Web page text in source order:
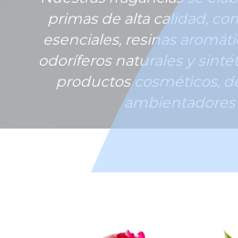
KIWI - TORONJA
Desde $79.80
primas de alta calidad,
esenciales, resinas
odoríferos naturales y
productos cosméticos,
ambientadores